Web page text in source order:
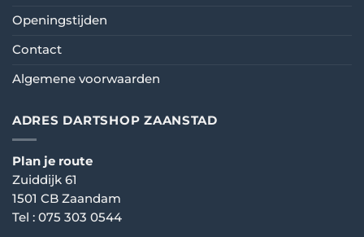
Openingstijden
Contact
Algemene voorwaarden
ADRES DARTSHOP ZAANSTAD
Plan je route
Zuiddijk 61
1501 CB Zaandam
Tel : 075 303 0544